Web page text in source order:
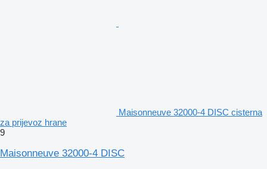
Maisonneuve 32000-4 DISC cisterna
za prijevoz hrane
9
Maisonneuve 32000-4 DISC